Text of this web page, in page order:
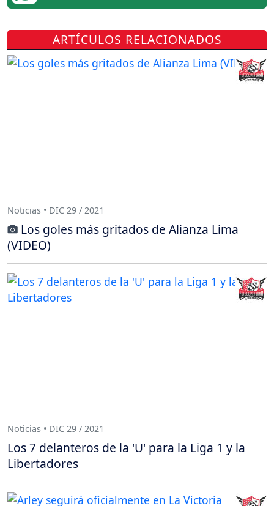
ARTÍCULOS RELACIONADOS
Noticias • DIC 29 / 2021
Los goles más gritados de Alianza Lima
(VIDEO)
Noticias • DIC 29 / 2021
Los 7 delanteros de la 'U' para la Liga 1 y la
Libertadores